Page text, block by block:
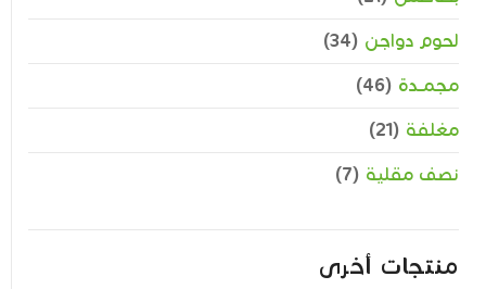
لحوم دواجن (34)
مجمــدة (46)
مغلفة (21)
نصف مقلية (7)
منتجات أخرى